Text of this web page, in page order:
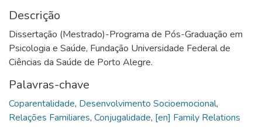
Descrição
Dissertação (Mestrado)-Programa de Pós-Graduação em
Psicologia e Saúde, Fundação Universidade Federal de
Ciências da Saúde de Porto Alegre.
Palavras-chave
Coparentalidade, Desenvolvimento Socioemocional,
Relações Familiares, Conjugalidade, [en] Family Relations